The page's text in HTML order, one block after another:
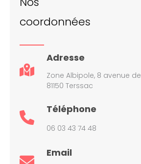
coordonnées
Adresse
Zone Albipole, 8 avenue
81150 Terssac
Téléphone
06 03 43 74 48
Email